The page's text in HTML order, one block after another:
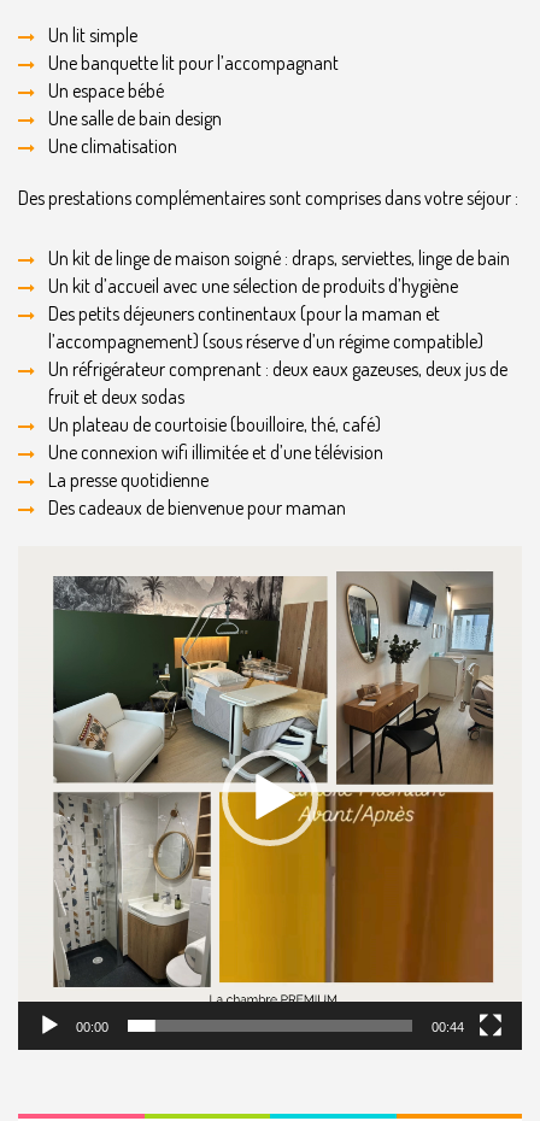
Un lit simple
Une banquette lit pour l’accompagnant
Un espace bébé
Une salle de bain design
Une climatisation
Des prestations complémentaires sont comprises dans votre séjour :
Un kit de linge de maison soigné : draps, serviettes, linge de bain
Un kit d’accueil avec une sélection de produits d’hygiène
Des petits déjeuners continentaux (pour la maman et
l’accompagnement) (sous réserve d’un régime compatible)
Un réfrigérateur comprenant : deux eaux gazeuses, deux jus de
fruit et deux sodas
Un plateau de courtoisie (bouilloire, thé, café)
Une connexion wifi illimitée et d’une télévision
La presse quotidienne
Des cadeaux de bienvenue pour maman
vidéo
00:00 00:44